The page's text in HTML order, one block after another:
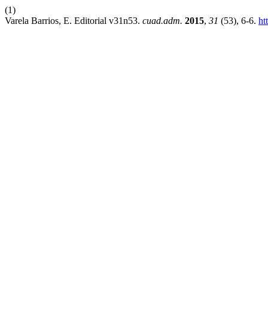
(1)
Varela Barrios, E. Editorial v31n53. cuad.adm. 2015, 31 (53), 6-6.